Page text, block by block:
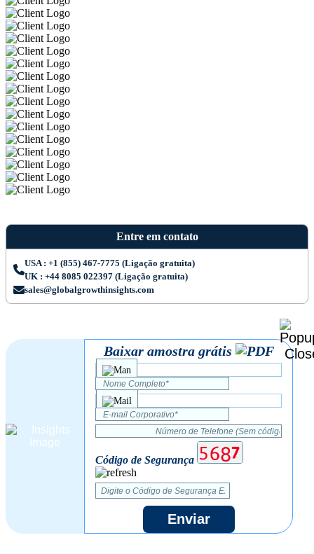
Entre em contato
USA : +1 (855) 467-7775 (Ligação gratuita)
UK : +44 8085 022397 (Ligação gratuita)
sales@globalgrowthinsights.com
Baixar amostra grátis
Código de Segurança
Enviar